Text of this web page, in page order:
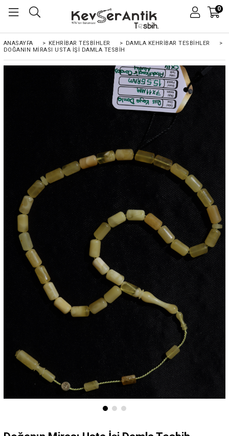
0
ANASAYFA > KEHRIBAR TESBIHLER > DAMLA KEHRİBAR TESBİHLER
>
DOĞANIN MIRASI USTA İŞI DAMLA TESBIH